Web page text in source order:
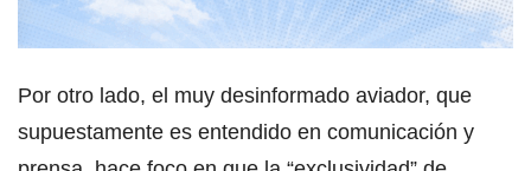
Por otro lado, el muy desinformado aviador, que
supuestamente es entendido en comunicación y